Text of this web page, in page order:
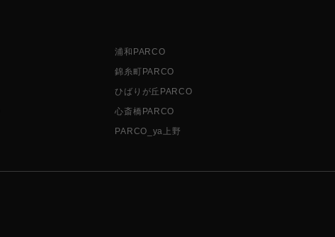
浦和PARCO
錦糸町PARCO
ひばりが丘PARCO
心斎橋PARCO
PARCO_ya上野